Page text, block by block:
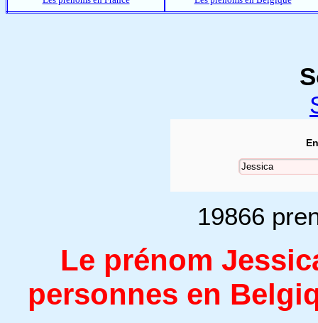
19866
Le prénom
personnes en